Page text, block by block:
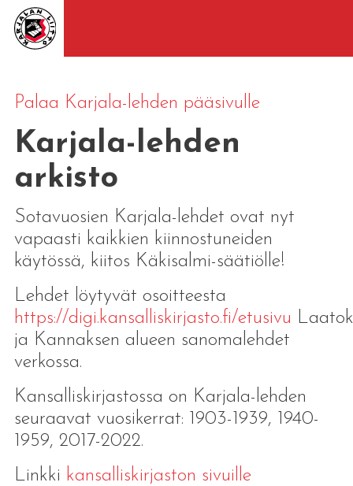
Palaa Karjala-lehden pääsivulle
Karjala-lehden
arkisto
Sotavuosien Karjala-lehdet ovat nyt
vapaasti kaikkien kiinnostuneiden
käytössä, kiitos Käkisalmi-säätiölle!
Lehdet löytyvät osoitteesta
https://digi.kansalliskirjasto.fi/etusivu
ja Kannaksen alueen sanomalehdet
verkossa.
Kansalliskirjastossa on Karjala-lehden
seuraavat vuosikerrat: 1903-1939, 1940-
1959, 2017-2022.
Linkki kansalliskirjaston sivuille